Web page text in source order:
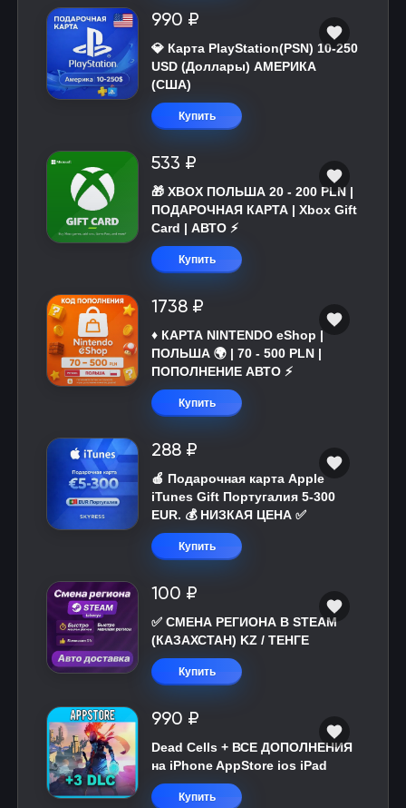
990 ₽
💎 Карта PlayStation(PSN) 10-250
USD (Доллары) АМЕРИКА
(США)
Купить
533 ₽
🎁 XBOX ПОЛЬША 20 - 200 PLN |
ПОДАРОЧНАЯ КАРТА | Xbox Gift
Card | АВТО ⚡
Купить
1738 ₽
♦️ КАРТА NINTENDO eShop |
ПОЛЬША 🌍 | 70 - 500 PLN |
ПОПОЛНЕНИЕ АВТО ⚡
Купить
288 ₽
🍎 Подарочная карта Apple
iTunes Gift Португалия 5-300
EUR. 💰 НИЗКАЯ ЦЕНА ✅
Купить
100 ₽
✅ СМЕНА РЕГИОНА В STEAM
(КАЗАХСТАН) KZ / ТЕНГЕ
Купить
990 ₽
Dead Cells + ВСЕ ДОПОЛНЕНИЯ
на iPhone AppStore ios iPad
Купить